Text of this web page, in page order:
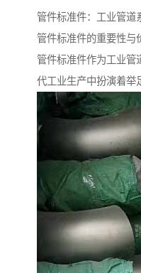
管件标准件：工业管道
管件标准件的重要性与
管件标准件作为工业管
代工业生产中扮演着举